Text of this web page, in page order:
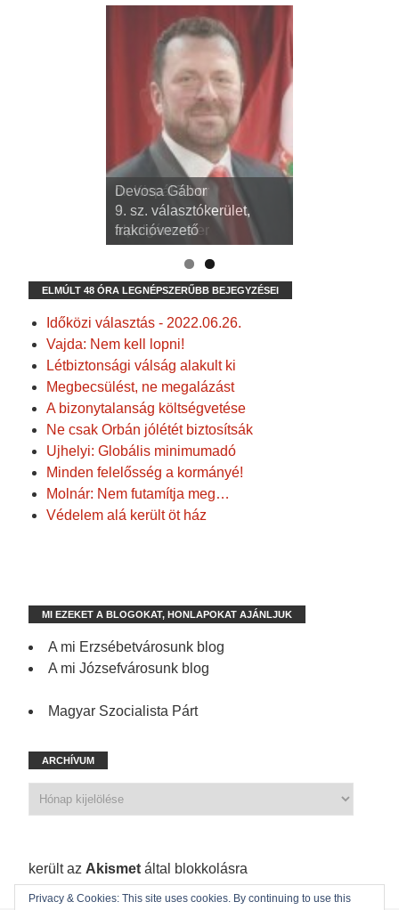
dr. Kispál Tibor
3. sz. választókerület,
alpolgármester
Devosa Gábor
9. sz. választókerület,
frakcióvezető
ELMÚLT 48 ÓRA LEGNÉPSZERŰBB BEJEGYZÉSEI
Időközi választás - 2022.06.26.
Vajda: Nem kell lopni!
Létbiztonsági válság alakult ki
Megbecsülést, ne megalázást
A bizonytalanság költségvetése
Ne csak Orbán jólétét biztosítsák
Ujhelyi: Globális minimumadó
Minden felelősség a kormányé!
Molnár: Nem futamítja meg…
Védelem alá került öt ház
MI EZEKET A BLOGOKAT, HONLAPOKAT AJÁNLJUK
A mi Erzsébetvárosunk blog
A mi Józsefvárosunk blog
Magyar Szocialista Párt
ARCHÍVUM
került az Akismet által blokkolásra
Privacy & Cookies: This site uses cookies. By continuing to use this